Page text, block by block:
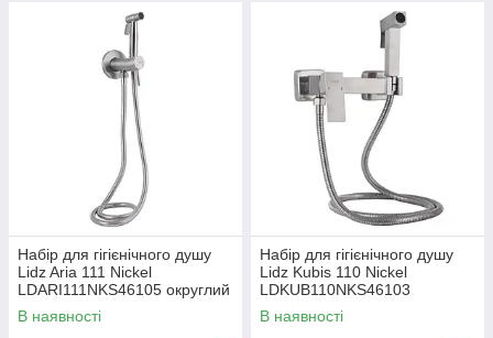
Набір для гігієнічного душу
Lidz Aria 111 Nickel
LDARI111NKS46105 округлий
В наявності
Набір для гігієнічного душу
Lidz Kubis 110 Nickel
LDKUB110NKS46103
прямокутний
В наявності